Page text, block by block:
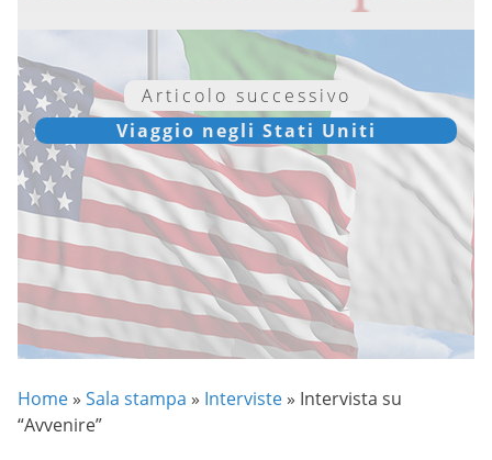
Articolo successivo
Viaggio negli Stati Uniti
Home » Sala stampa » Interviste » Intervista su
“Avvenire”